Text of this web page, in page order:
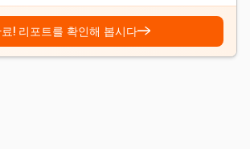
료! 리포트를 확인해 봅시다→